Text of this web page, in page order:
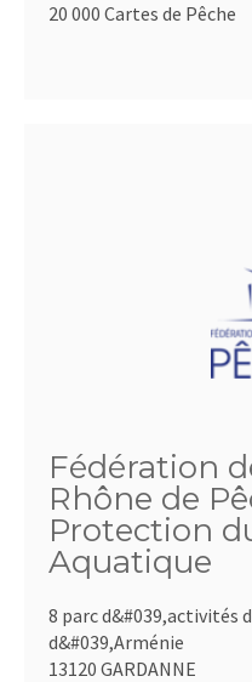
20 000 Cartes de Pêche
Fédération
Rhône de
Protection
Aquatique
8 parc d&#039,activités
d&#039,Arménie
13120 GARDANNE